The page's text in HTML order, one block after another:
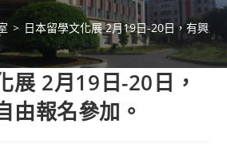
> 日本留學文化展 2月19日-20日，有興趣
展 2月19日-20日，
由報名參加。